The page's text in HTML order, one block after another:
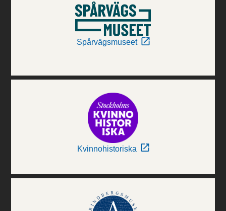
Spårvägsmuseet
Kvinnohistoriska